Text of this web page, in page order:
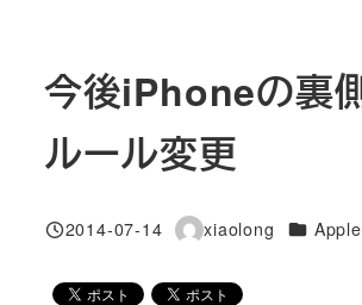
今後iPhoneの裏
ルール変更
投稿日
2014-07-14
著
xiaolong カテゴリ